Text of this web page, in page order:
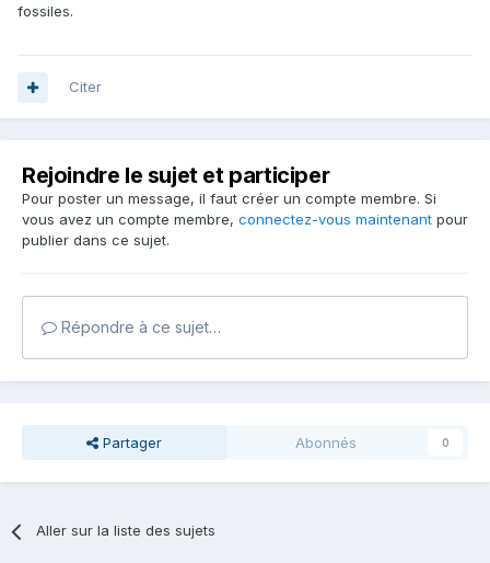
fossiles.
Citer
Rejoindre le sujet et participer
Pour poster un message, il faut créer un compte membre. Si
vous avez un compte membre, connectez-vous maintenant pour
publier dans ce sujet.
Répondre à ce sujet…
Partager Abonnés 0
Aller sur la liste des sujets